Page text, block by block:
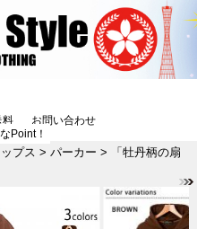
料
お問い合わせ
Point！
プス > パーカー > 「牡丹柄の扇